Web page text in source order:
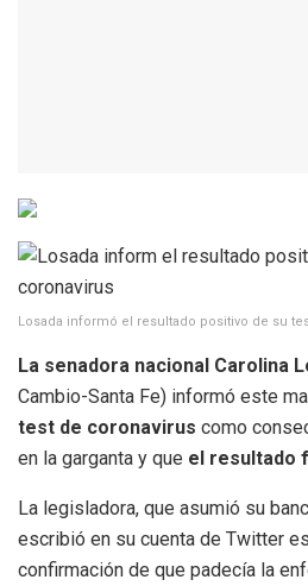
Losada informó el resultado positivo de su
La senadora nacional Carolina
Cambio-Santa Fe) informó este
test de coronavirus como
en la garganta y que el resultado
La legisladora, que asumió su
escribió en su cuenta de Twitter
confirmación de que padecía la